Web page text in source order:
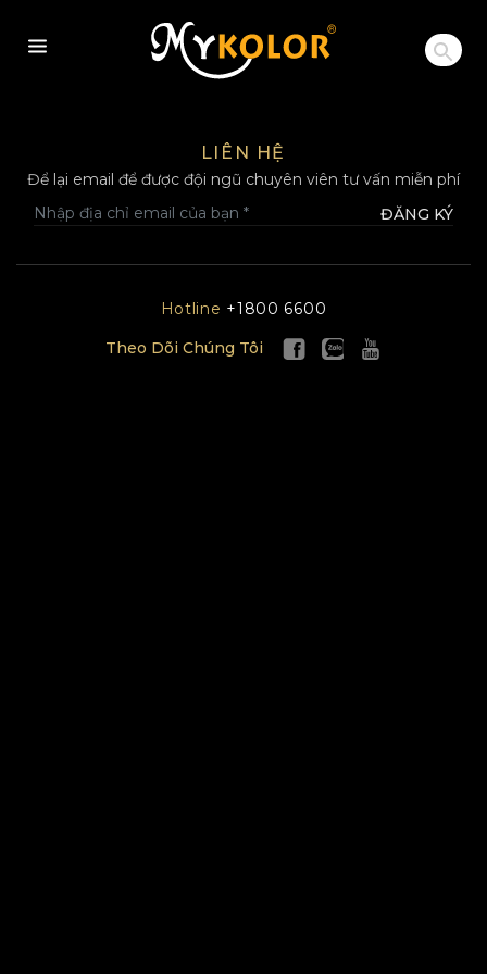
MYKOLOR
LIÊN HỆ
Để lại email để được đội ngũ chuyên viên tư vấn miễn phí
ĐĂNG KÝ
Hotline +1800 6600
Theo Dõi Chúng Tôi